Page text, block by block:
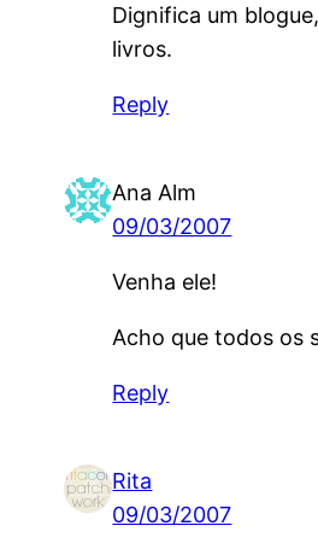
Dignifica um
livros.
Reply
Ana Alm
09/03/2007
Venha ele!
Acho que todos os
Reply
Rita
09/03/2007